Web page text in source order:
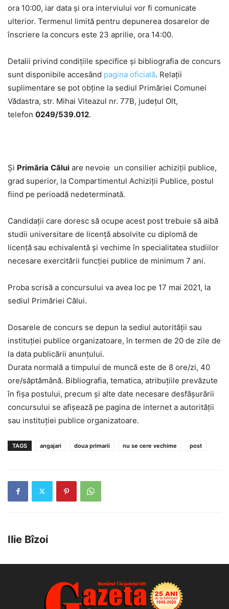
ora 10:00, iar data și ora interviului vor fi comunicate
ulterior. Termenul limită pentru depunerea dosarelor de
înscriere la concurs este 23 aprilie, ora 14:00.
Detalii privind condiţiile specifice şi bibliografia de concurs
sunt disponibile accesând pagina oficială. Relaţii
suplimentare se pot obţine la sediul Primăriei Comunei
Vădastra, str. Mihai Viteazul nr. 77B, judeţul Olt,
telefon 0249/539.012.
Și Primăria Călui are nevoie un consilier achiziţii publice,
grad superior, la Compartimentul Achiziții Publice, postul
fiind pe perioadă nedeterminată.
Candidații care doresc să ocupe acest post trebuie să aibă
studii universitare de licenţă absolvite cu diplomă de
licenţă sau echivalentă și vechime în specialitatea studiilor
necesare exercitării funcţiei publice de minimum 7 ani.
Proba scrisă a concursului va avea loc pe 17 mai 2021, la
sediul Primăriei Călui.
Dosarele de concurs se depun la sediul autorităţii sau
instituţiei publice organizatoare, în termen de 20 de zile de
la data publicării anunţului.
Durata normală a timpului de muncă este de 8 ore/zi, 40
ore/săptămână. Bibliografia, tematica, atribuţiile prevăzute
în fişa postului, precum şi alte date necesare desfăşurării
concursului se afişează pe pagina de internet a autorităţii
sau instituţiei publice organizatoare.
TAGS angajari doua primarii nu se cere vechime post
Ilie Bîzoi